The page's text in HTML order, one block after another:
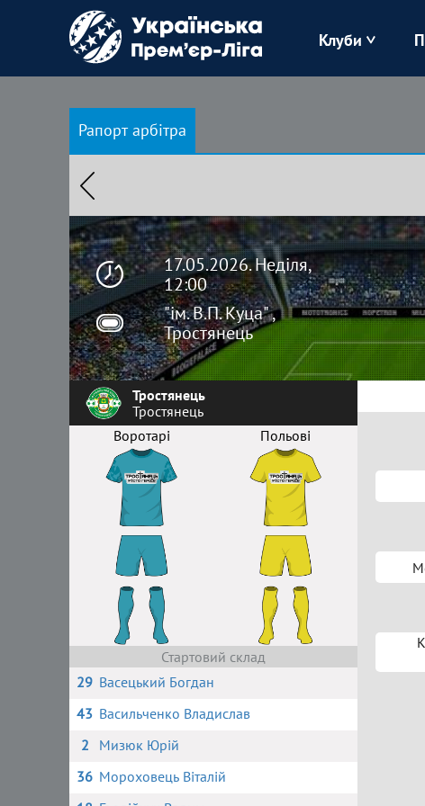
Клуби
Зоря
Полісся
Рапорт арбітра
17.05.2026. Неділя,
12:00
"ім. В.П. Куца" ,
Тростянець
Тростянець
Тростянець
Воротарі
Польові
Стартовий склад
29 Васецький Богдан
43 Васильченко Владислав
2
Мизюк Юрій
36 Мороховець Віталій